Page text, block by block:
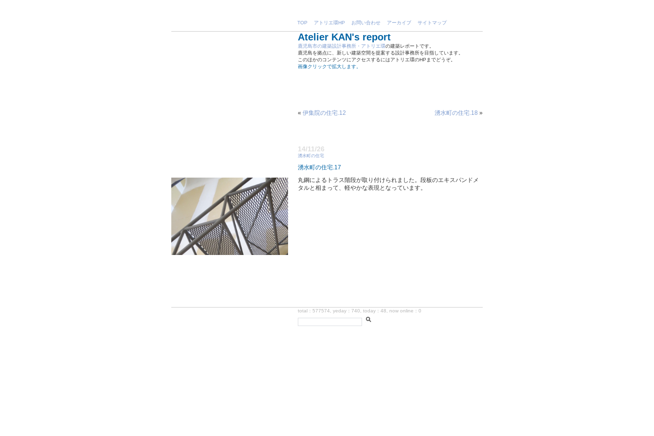
TOP アトリエ環HP お問い合わせ アーカイブ サイトマップ
Atelier KAN's report
鹿児島市の建築設計事務所・アトリエ環の建築レポートです。
鹿児島を拠点に、新しい建築空間を提案する設計事務所を目指しています。
このほかのコンテンツにアクセスするにはアトリエ環のHPまでどうぞ。
画像クリックで拡大します。
« 伊集院の住宅.12 湧水町の住宅.18 »
14/11/26
湧水町の住宅
湧水町の住宅.17
丸鋼によるトラス階段が取り付けられました。段板のエキスパンドメ
タルと相まって、軽やかな表現となっています。
total：577574, yeday：740, today：48, now online：0